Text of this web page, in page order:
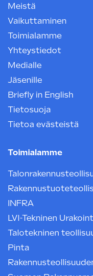
Meistä
Vaikuttaminen
Toimialamme
Yhteystiedot
Medialle
Jäsenille
Briefly in English
Tietosuoja
Tietoa evästeistä
Toimialamme
INFRA
LVI-Tekninen
Talotekninen
Pinta